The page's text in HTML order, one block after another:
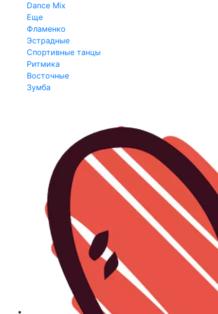
Dance Mix
Еще
Фламенко
Эстрадные
Спортивные танцы
Ритмика
Восточные
Зумба